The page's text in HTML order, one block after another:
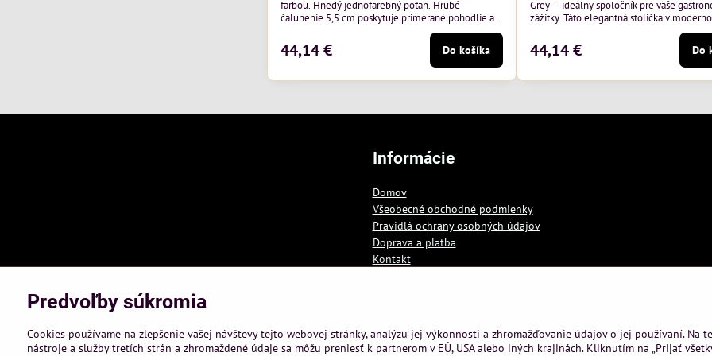
farbou. Hnedý jednofarebný poťah. Hrubé
čalúnenie 5,5 cm poskytuje primerané pohodlie aj
pri dlhodobom sedení. Stabilitu sedenia zaručuje aj
profil rámu o h
44,14 € Do košíka
Grey – ideálny spoločník pre vaše
zážitky. Táto elegantná stolička v
odtieni kombinuje štýlový dizajn s
k ž
44,14 € Do
Informácie
Domov
Všeobecné obchodné podmienky
Pravidlá ochrany osobných údajov
Doprava a platba
Kontakt
Predvoľby súkromia
Cookies používame na zlepšenie vašej návštevy tejto webovej stránky, analýzu jej výkonnosti a zhromažďovanie údajov o jej používaní. Na
nástroje a služby tretích strán a zhromaždené údaje sa môžu preniesť k partnerom v EÚ, USA alebo iných krajinách. Kliknutím na „Prijať